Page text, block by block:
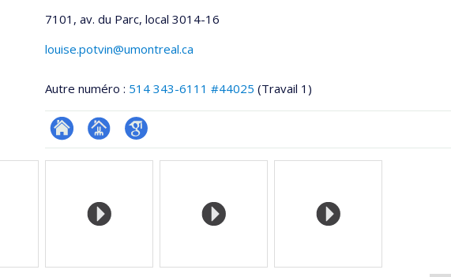
7101, av. du Parc, local 3014-16
louise.potvin@umontreal.ca
Autre numéro : 514 343-6111 #44025 (Travail 1)
ResearchGate
Page Google